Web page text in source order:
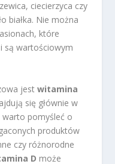
ciecierzyca czy
białka. Nie można
które
są wartościowym
jestwitamina
się głównie w
warto pomyśleć o
produktów
czy różnorodne
D może